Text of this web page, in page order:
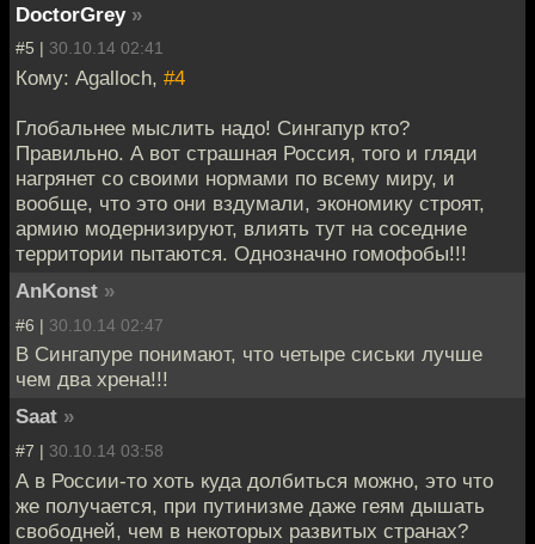
DoctorGrey »
#5 | 30.10.14 02:41
Кому: Agalloch, #4
Глобальнее мыслить надо! Сингапур кто?
Правильно. А вот страшная Россия, того и гляди
нагрянет со своими нормами по всему миру, и
вообще, что это они вздумали, экономику строят,
армию модернизируют, влиять тут на соседние
территории пытаются. Однозначно гомофобы!!!
AnKonst »
#6 | 30.10.14 02:47
В Сингапуре понимают, что четыре сиськи лучше
чем два хрена!!!
Saat »
#7 | 30.10.14 03:58
А в России-то хоть куда долбиться можно, это что
же получается, при путинизме даже геям дышать
свободней, чем в некоторых развитых странах?